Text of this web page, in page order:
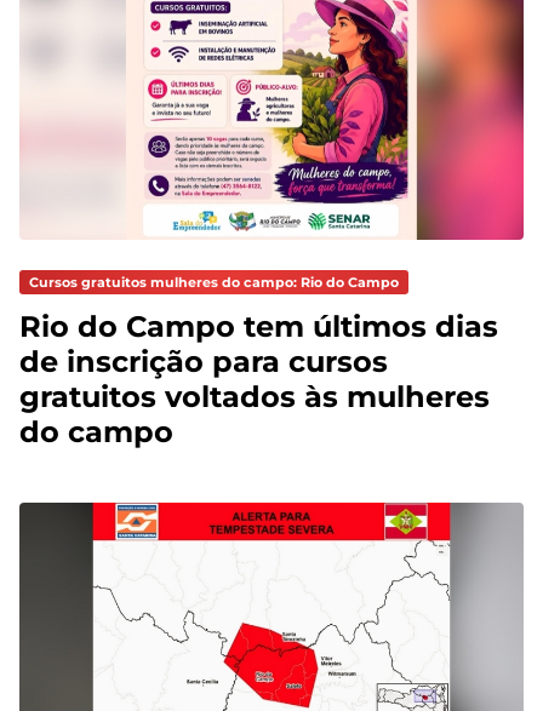
Cursos gratuitos mulheres do campo: Rio do Campo
Rio do Campo tem últimos dias
de inscrição para cursos
gratuitos voltados às mulheres
do campo